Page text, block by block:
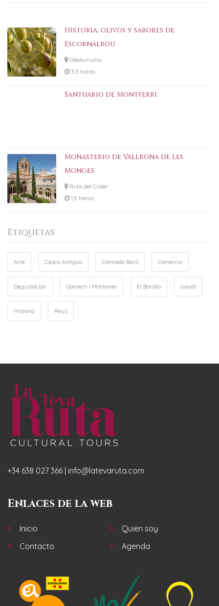
Historia, olivos y sabores de
Escornalbou
Oleoturismo
3,5 horas
Santuario de Montferri
Monasterio de Vallbona de les
Monges
Ruta del Cister
1,5 horas
Etiquetas
Arte Casco Antiguo Colmado Baró Comercio
Degustación Domech I Montaner El Barato Gaudí
Historia Reus
+34 638 027 366 | info@latevaruta.com
Enlaces de la web
Inicio
Quien soy
Contacto
Agenda